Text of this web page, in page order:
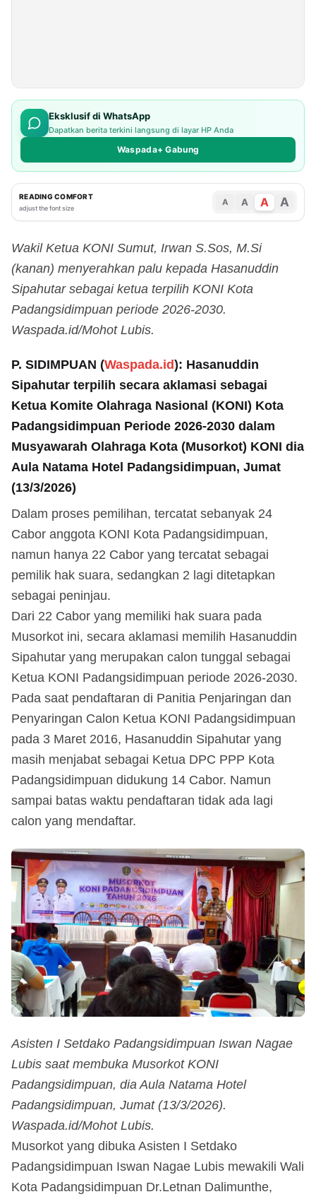
Eksklusif di WhatsApp
Dapatkan berita terkini langsung di layar HP Anda
Waspada+ Gabung
READING COMFORT
adjust the font size
A A A A
Wakil Ketua KONI Sumut, Irwan S.Sos, M.Si
(kanan) menyerahkan palu kepada Hasanuddin
Sipahutar sebagai ketua terpilih KONI Kota
Padangsidimpuan periode 2026-2030.
Waspada.id/Mohot Lubis.
P. SIDIMPUAN (Waspada.id): Hasanuddin
Sipahutar terpilih secara aklamasi sebagai
Ketua Komite Olahraga Nasional (KONI) Kota
Padangsidimpuan Periode 2026-2030 dalam
Musyawarah Olahraga Kota (Musorkot) KONI dia
Aula Natama Hotel Padangsidimpuan, Jumat
(13/3/2026)
Dalam proses pemilihan, tercatat sebanyak 24
Cabor anggota KONI Kota Padangsidimpuan,
namun hanya 22 Cabor yang tercatat sebagai
pemilik hak suara, sedangkan 2 lagi ditetapkan
sebagai peninjau.
Dari 22 Cabor yang memiliki hak suara pada
Musorkot ini, secara aklamasi memilih Hasanuddin
Sipahutar yang merupakan calon tunggal sebagai
Ketua KONI Padangsidimpuan periode 2026-2030.
Pada saat pendaftaran di Panitia Penjaringan dan
Penyaringan Calon Ketua KONI Padangsidimpuan
pada 3 Maret 2016, Hasanuddin Sipahutar yang
masih menjabat sebagai Ketua DPC PPP Kota
Padangsidimpuan didukung 14 Cabor. Namun
sampai batas waktu pendaftaran tidak ada lagi
calon yang mendaftar.
Asisten I Setdako Padangsidimpuan Iswan Nagae
Lubis saat membuka Musorkot KONI
Padangsidimpuan, dia Aula Natama Hotel
Padangsidimpuan, Jumat (13/3/2026).
Waspada.id/Mohot Lubis.
Musorkot yang dibuka Asisten I Setdako
Padangsidimpuan Iswan Nagae Lubis mewakili Wali
Kota Padangsidimpuan Dr.Letnan Dalimunthe,